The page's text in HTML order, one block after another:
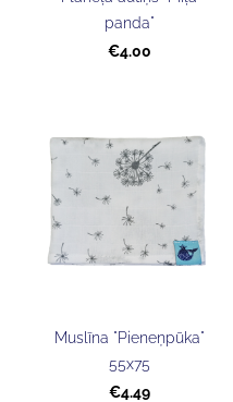
panda"
€4.00
Muslīna "Pieneņpūka"
55x75
€4.49